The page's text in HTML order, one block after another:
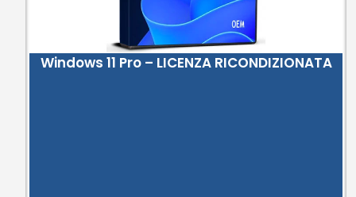
Windows 11 Pro – LICENZA RICONDIZIONATA